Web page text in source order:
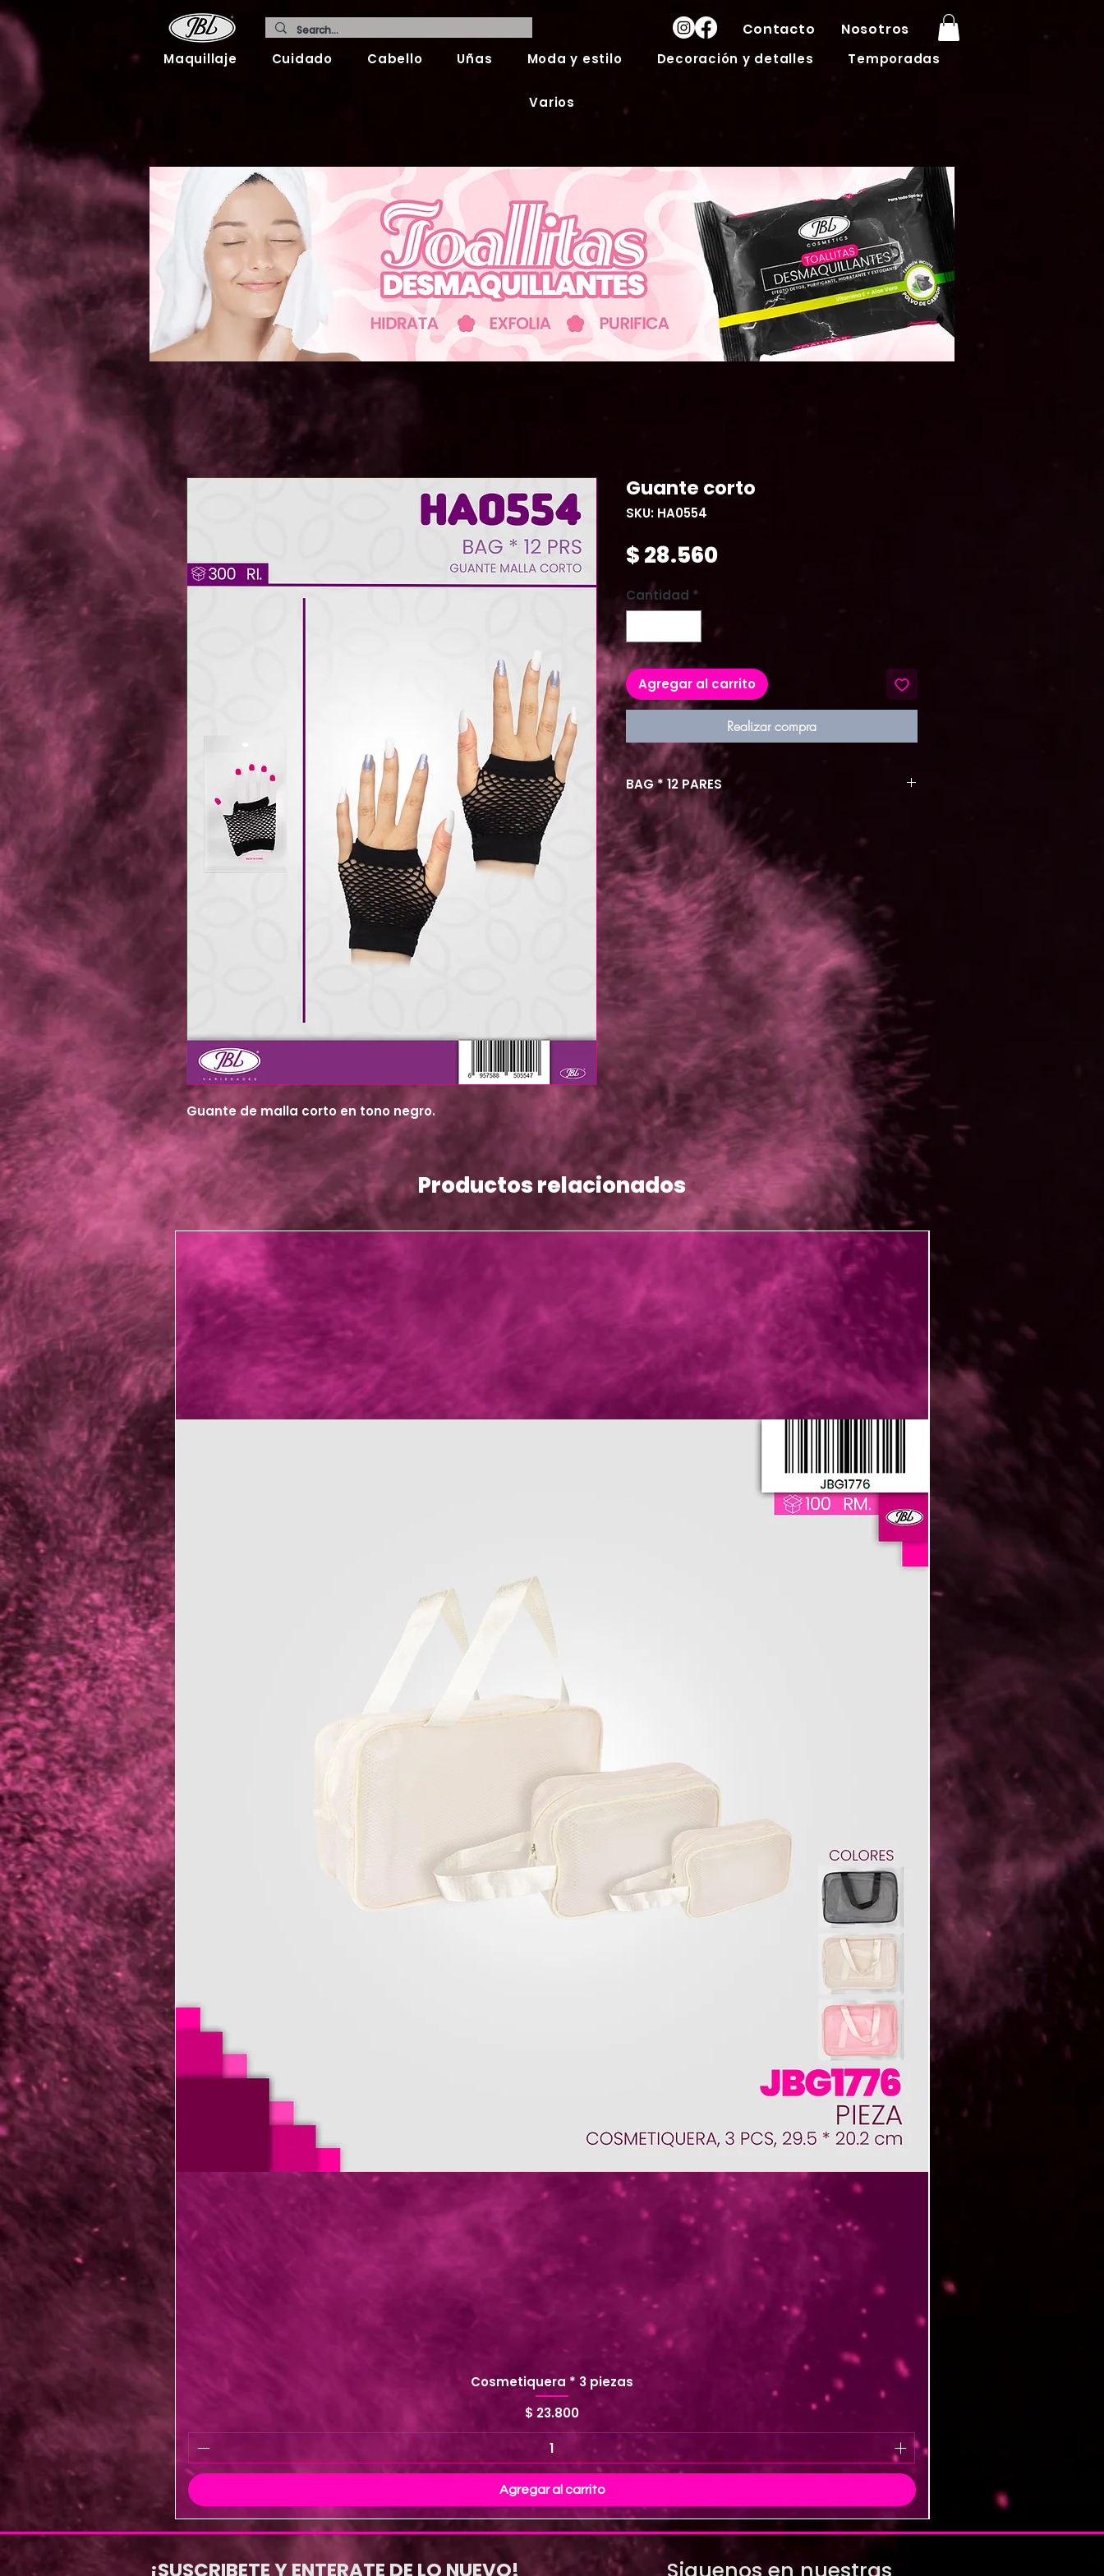
Contacto Nosotros
Maquillaje Cuidado Cabello Uñas Moda y estilo Decoración y detalles Temporadas
Varios
Guante de malla corto en tono negro.
Guante corto
SKU: HA0554
$ 28.560Precio
Cantidad *
Agregar al carrito
Realizar compra
BAG * 12 PARES
Productos relacionados
Cosmetiquera * 3 piezas
Precio
$ 23.800
Agregar al carrito
¡SUSCRIBETE Y ENTERATE DE LO NUEVO!